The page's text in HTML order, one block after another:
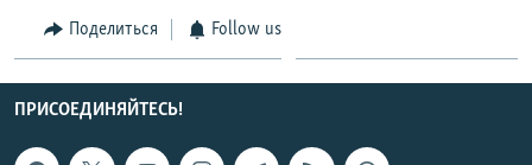
Поделиться Follow us
ПРИСОЕДИНЯЙТЕСЬ!